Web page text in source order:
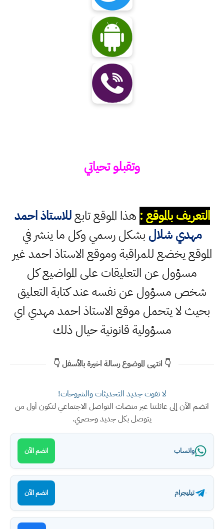
وتقبلو تحياتي
التعريف بالموقع : هذا الموقع تابعللاستاذ احمد
مهدي شلال بشكل رسمي وكل ما ينشر في
الموقع يخضع للمراقبة وموقع الاستاذ احمد غير
مسؤول عن التعليقات على المواضيع كل
شخص مسؤول عن نفسه عند كتابة التعليق
بحيث لا يتحمل موقع الاستاذ احمد مهدي اي
مسؤولية قانونية حيال ذلك
👇 انتهى الموضوع رسالة اخيرة بالأسفل 👇
لا تفوت جديد التحديثات والشروحات!
انضم الآن إلى عائلتنا عبر منصات التواصل الاجتماعي لتكون أول من
يتوصل بكل جديد وحصري.
واتساب انضم الآن
تيليجرام انضم الآن